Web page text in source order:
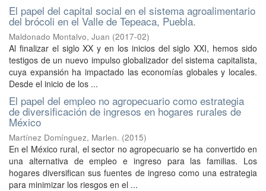
El papel del capital social en el sistema agroalimentario
del brócoli en el Valle de Tepeaca, Puebla.
Maldonado Montalvo, Juan (2017-02)
Al finalizar el siglo XX y en los inicios del siglo XXI, hemos sido
testigos de un nuevo impulso globalizador del sistema capitalista,
cuya expansión ha impactado las economías globales y locales.
Desde el inicio de los ...
El papel del empleo no agropecuario como estrategia
de diversificación de ingresos en hogares rurales de
México
Martínez Domínguez, Marlen. (2015)
En el México rural, el sector no agropecuario se ha convertido en
una alternativa de empleo e ingreso para las familias. Los
hogares diversifican sus fuentes de ingreso como una estrategia
para minimizar los riesgos en el ...